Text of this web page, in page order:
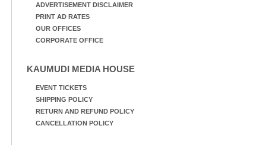
ADVERTISEMENT DISCLAIMER
PRINT AD RATES
OUR OFFICES
CORPORATE OFFICE
KAUMUDI MEDIA HOUSE
EVENT TICKETS
SHIPPING POLICY
RETURN AND REFUND POLICY
CANCELLATION POLICY